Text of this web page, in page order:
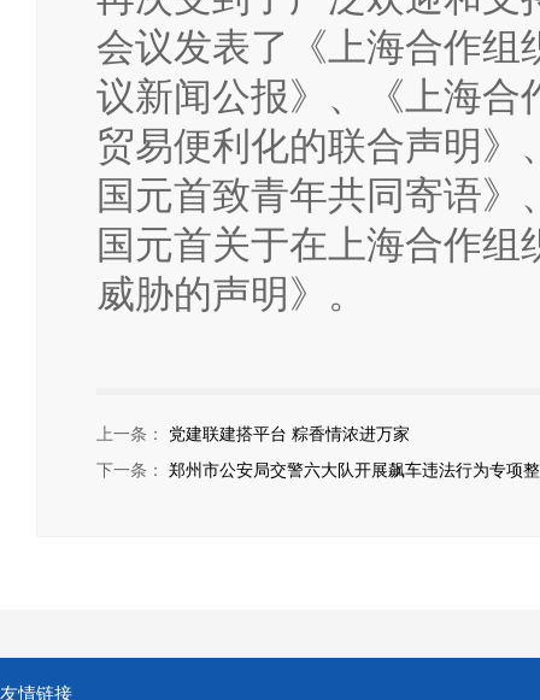
会议发表了《上海合作组
议新闻公报》、《上海合
贸易便利化的联合声明》
国元首致青年共同寄语
国元首关于在上海合作
威胁的声明》。
上一条： 党建联建搭平台 粽香情浓进万家
下一条： 郑州市公安局交警六大队开展飙车违法行为专项
友情链接